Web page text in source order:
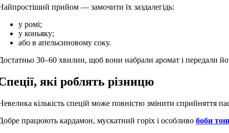
прийом — замочити їх заздалегідь:
у ромі;
у коньяку;
або в апельсиновому соку.
30–60 хвилин, щоб вони набрали аромат і передали
які роблять різницю
кількість спецій може повністю змінити сприйняття
працюють кардамон, мускатний горіх і особливо боби